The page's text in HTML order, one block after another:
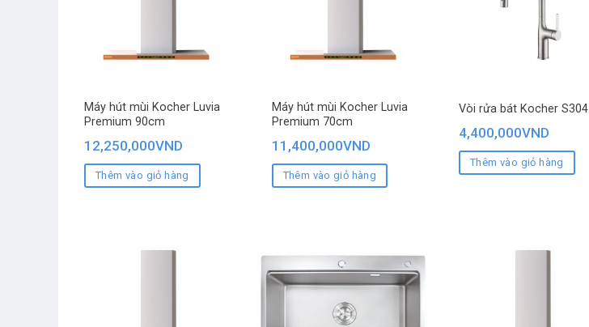
Máy hút mùi Kocher Luvia
Premium 90cm
12,250,000VND
Thêm vào giỏ hàng
Máy hút mùi Kocher Luvia
Premium 70cm
11,400,000VND
Thêm vào giỏ hàng
Vòi rửa bát Kocher S304
4,400,000VND
Thêm vào giỏ hàng